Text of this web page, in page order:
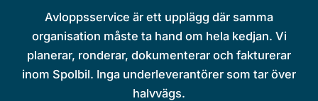
Avloppsservice är ett upplägg där samma
organisation måste ta hand om hela kedjan. Vi
planerar, ronderar, dokumenterar och fakturerar
inom Spolbil. Inga underleverantörer som tar över
halvvägs.